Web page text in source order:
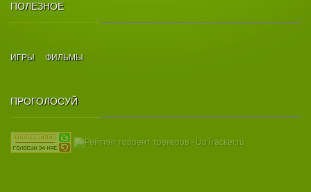
ПОЛЕЗНОЕ
ИГРЫ ФИЛЬМЫ
ПРОГОЛОСУЙ